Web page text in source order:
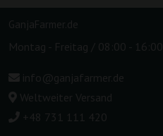
GanjaFarmer.de
Montag - Freitag / 08:00 - 16:00
info@ganjafarmer.de
Weltweiter Versand
+48 731 111 420